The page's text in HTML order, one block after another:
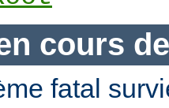
cours
fatal